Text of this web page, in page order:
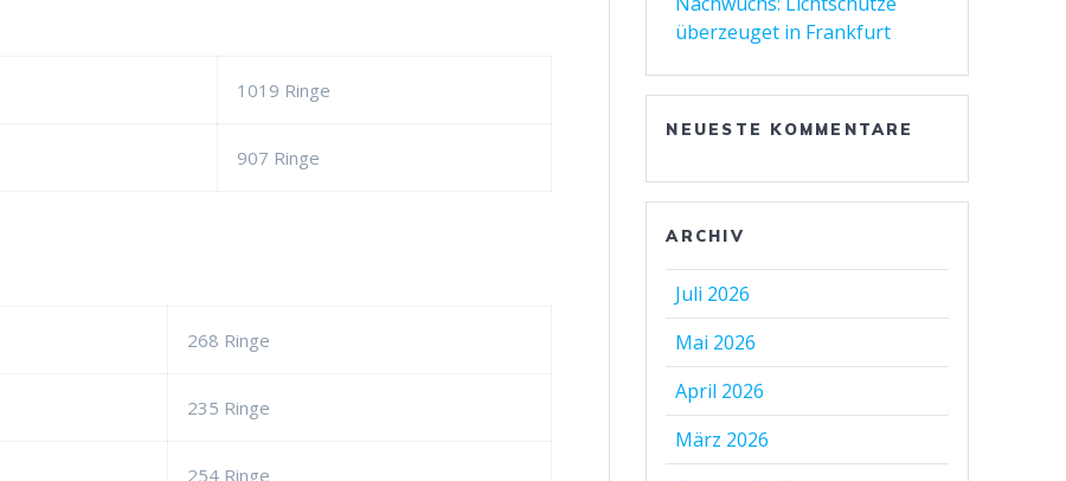
1019 Ringe
907 Ringe
268 Ringe
235 Ringe
254 Ringe
überzeuget in Frankfurt
NEUESTE KOMMENTARE
ARCHIV
Juli 2026
Mai 2026
April 2026
März 2026